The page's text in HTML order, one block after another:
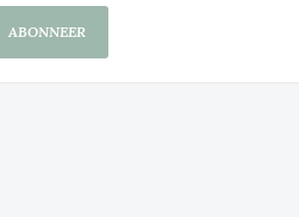
ABONNEER